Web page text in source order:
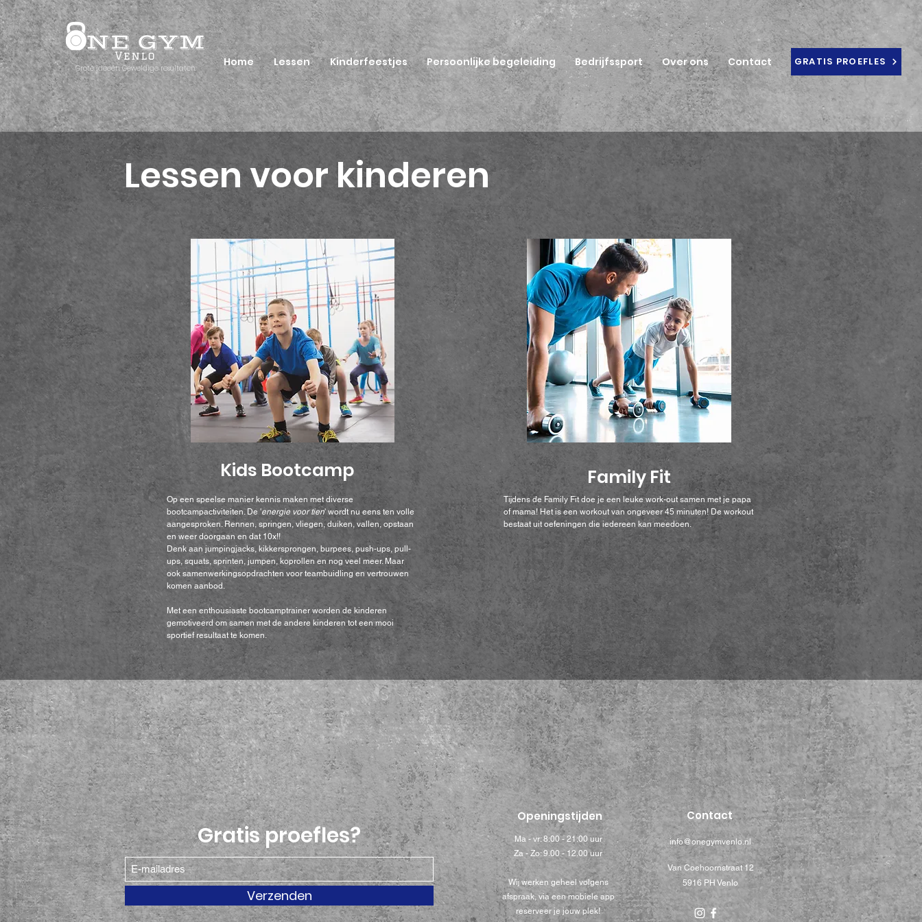
Grote ideeën. Geweldige resultaten. Home Lessen Kinderfeestjes Persoonlijke begeleiding Bedrijfssport Over ons Contact GRATIS PROEFLES
Lessen voor kinderen
Kids Bootcamp
Op een speelse manier kennis maken met diverse
bootcampactiviteiten. De 'energie voor tien' wordt nu eens ten volle
aangesproken. Rennen, springen, vliegen, duiken, vallen, opstaan
en weer doorgaan en dat 10x!!
Denk aan jumpingjacks, kikkersprongen, burpees, push-ups, pull-
ups, squats, sprinten, jumpen, koprollen en nog veel meer. Maar
ook samenwerkingsopdrachten voor teambuidling en vertrouwen
komen aanbod.
Met een enthousiaste bootcamptrainer worden de kinderen
gemotiveerd om samen met de andere kinderen tot een mooi
sportief resultaat te komen.
Family Fit
Tijdens de Family Fit doe je een leuke work-out samen met je papa
of mama! Het is een workout van ongeveer 45 minuten! De workout
bestaat uit oefeningen die iedereen kan meedoen.
Gratis proefles?
Verzenden
Openingstijden
Ma - vr: 8:00 - 21:00 uur
Za - Zo: 9.00 - 12.00 uur
Wij werken geheel volgens
afspraak, via een mobiele app
reserveer je jouw plek!
Contact
info@onegymvenlo.nl
Van Coehoornstraat 12
5916 PH Venlo